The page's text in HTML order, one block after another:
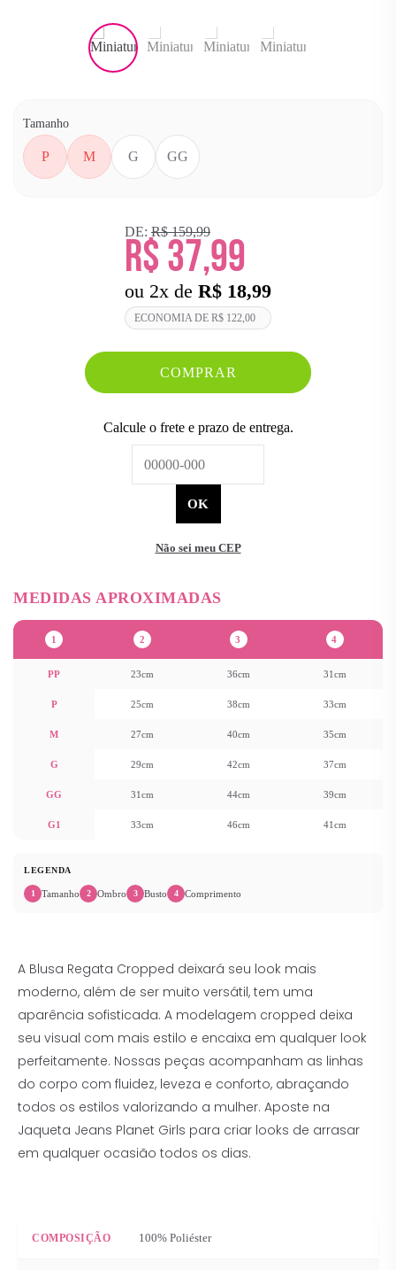
Tamanho
P M G GG
DE: R$ 159,99
R$ 37,99
ou 2x de R$ 18,99
ECONOMIA DE R$ 122,00
COMPRAR
Não sei meu CEP
1 2 3 4
PP 23cm 36cm 31cm
P 25cm 38cm 33cm
M 27cm 40cm 35cm
G 29cm 42cm 37cm
GG 31cm 44cm 39cm
G1 33cm 46cm 41cm
LEGENDA
1 Tamanho 2 Ombro 3 Busto 4 Comprimento
A Blusa Regata Cropped deixará seu look mais
moderno, além de ser muito versátil, tem uma
aparência sofisticada. A modelagem cropped deixa
seu visual com mais estilo e encaixa em qualquer look
perfeitamente. Nossas peças acompanham as linhas
do corpo com fluidez, leveza e conforto, abraçando
todos os estilos valorizando a mulher. Aposte na
Jaqueta Jeans Planet Girls para criar looks de arrasar
em qualquer ocasião todos os dias.
COMPOSIÇÃO 100% Poliéster